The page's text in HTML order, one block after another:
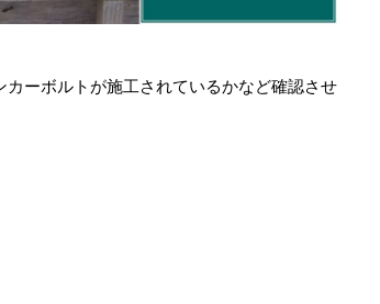
カーボルトが施工されているかなど確認させ